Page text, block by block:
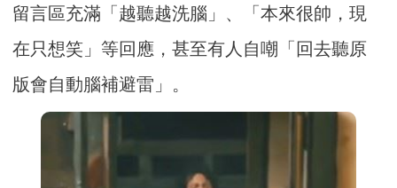
留言區充滿「越聽越洗腦」、「本來很帥，現
在只想笑」等回應，甚至有人自嘲「回去聽原
版會自動腦補避雷」。